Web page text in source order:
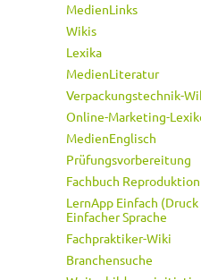
MedienLinks
Wikis
Lexika
MedienLiteratur
Verpackungstechnik-
Online-Marketing-
MedienEnglisch
Prüfungsvorbereitung
Fachbuch
LernApp Einfach
Einfacher Sprache
Fachpraktiker-Wiki
Branchensuche